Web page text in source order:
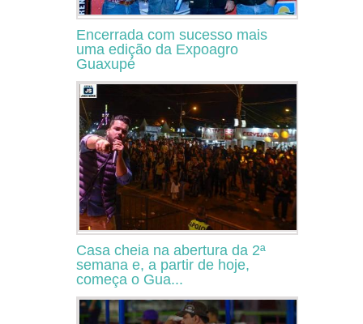
Encerrada com sucesso mais
uma edição da Expoagro
Guaxupé
Casa cheia na abertura da 2ª
semana e, a partir de hoje,
começa o Gua...